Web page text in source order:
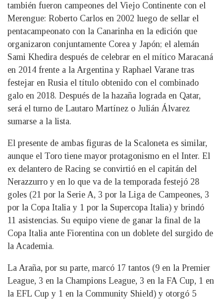
también fueron campeones del Viejo Continente con el
Merengue: Roberto Carlos en 2002 luego de sellar el
pentacampeonato con la Canarinha en la edición que
organizaron conjuntamente Corea y Japón; el alemán
Sami Khedira después de celebrar en el mítico Maracaná
en 2014 frente a la Argentina y Raphael Varane tras
festejar en Rusia el título obtenido con el combinado
galo en 2018. Después de la hazaña lograda en Qatar,
será el turno de Lautaro Martínez o Julián Álvarez
sumarse a la lista.
El presente de ambas figuras de la Scaloneta es similar,
aunque el Toro tiene mayor protagonismo en el Inter. El
ex delantero de Racing se convirtió en el capitán del
Nerazzurro y en lo que va de la temporada festejó 28
goles (21 por la Serie A, 3 por la Liga de Campeones, 3
por la Copa Italia y 1 por la Supercopa Italia) y brindó
11 asistencias. Su equipo viene de ganar la final de la
Copa Italia ante Fiorentina con un doblete del surgido de
la Academia.
La Araña, por su parte, marcó 17 tantos (9 en la Premier
League, 3 en la Champions League, 3 en la FA Cup, 1 en
la EFL Cup y 1 en la Community Shield) y otorgó 5